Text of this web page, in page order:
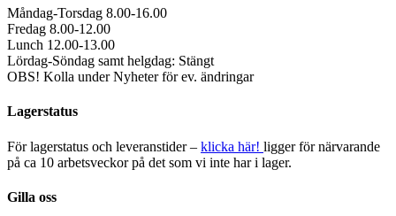
Måndag-Torsdag 8.00-16.00
Fredag 8.00-12.00
Lunch 12.00-13.00
Lördag-Söndag samt helgdag: Stängt
OBS! Kolla under Nyheter för ev. ändringar
Lagerstatus
För lagerstatus och leveranstider – klicka här! ligger för närvarande
på ca 10 arbetsveckor på det som vi inte har i lager.
Gilla oss